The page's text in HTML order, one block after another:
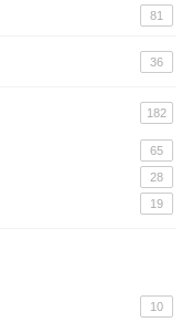
81
36
182
65
28
19
10